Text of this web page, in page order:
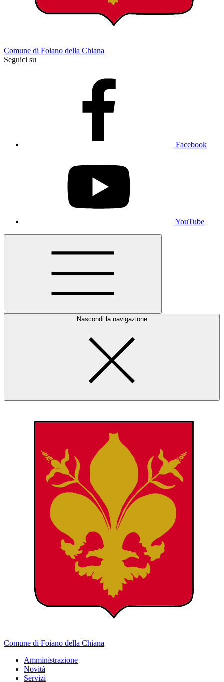
Comune di Foiano della Chiana
Seguici su
Facebook
YouTube
Nascondi la navigazione
Comune di Foiano della Chiana
Amministrazione
Novità
Servizi